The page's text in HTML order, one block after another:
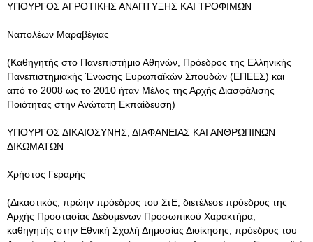
ΥΠΟΥΡΓΟΣ ΑΓΡΟΤΙΚΗΣ ΑΝΑΠΤΥΞΗΣ ΚΑΙ ΤΡΟΦΙΜΩΝ
Ναπολέων Μαραβέγιας
(Καθηγητής στο Πανεπιστήμιο Αθηνών, Πρόεδρος της Ελληνικής
Πανεπιστημιακής Ένωσης Ευρωπαϊκών Σπουδών (ΕΠΕΕΣ) και
από το 2008 ως το 2010 ήταν Μέλος της Αρχής Διασφάλισης
Ποιότητας στην Ανώτατη Εκπαίδευση)
ΥΠΟΥΡΓΟΣ ΔΙΚΑΙΟΣΥΝΗΣ, ΔΙΑΦΑΝΕΙΑΣ ΚΑΙ ΑΝΘΡΩΠΙΝΩΝ
ΔΙΚΩΜΑΤΩΝ
Χρήστος Γεραρής
(Δικαστικός, πρώην πρόεδρος του ΣτΕ, διετέλεσε πρόεδρος της
Αρχής Προστασίας Δεδομένων Προσωπικού Χαρακτήρα,
καθηγητής στην Εθνική Σχολή Δημοσίας Διοίκησης, πρόεδρος του